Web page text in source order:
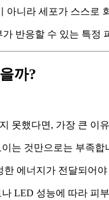
아니라 세포가 스스로
반응할 수 있는 특정
까?
못했다면, 가장 큰 이
는 것만으로는 부족합
에너지가 전달되어
LED 성능에 따라 피